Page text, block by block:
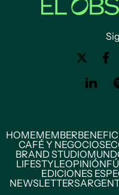
HOMEMEMBER
CAFÉ Y NEGOCIOS
BRAND STUDIO
LIFESTYLEOPINIÓN
EDICIONES
NEWSLETTERS